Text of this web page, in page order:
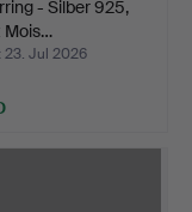
- Silber 925,
Mois…
23. Jul 2026